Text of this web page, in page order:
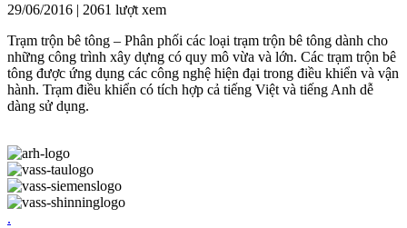
29/06/2016 | 2061 lượt xem
Trạm trộn bê tông – Phân phối các loại trạm trộn bê tông dành cho
những công trình xây dựng có quy mô vừa và lớn. Các trạm trộn bê
tông được ứng dụng các công nghệ hiện đại trong điều khiển và vận
hành. Trạm điều khiển có tích hợp cả tiếng Việt và tiếng Anh dễ
dàng sử dụng.
.